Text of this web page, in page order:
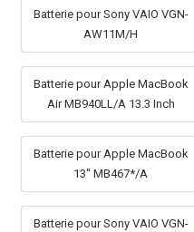
Batterie pour Sony VAIO VGN-
AW11M/H
Batterie pour Apple MacBook
Air MB940LL/A 13.3 Inch
Batterie pour Apple MacBook
13" MB467*/A
Batterie pour Sony VAIO VGN-